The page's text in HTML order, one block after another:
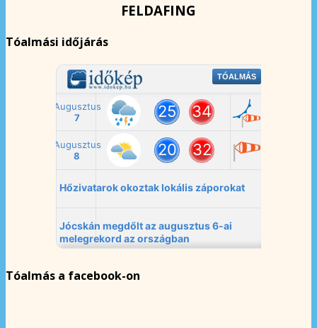
FELDAFING
Tóalmási időjárás
Tóalmás a facebook-on